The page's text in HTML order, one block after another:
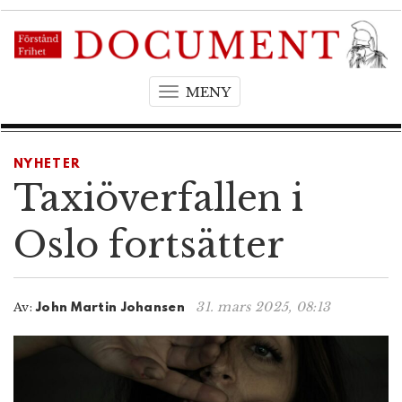
MENYT
g
l
a
g
i
NYHETER
Taxiöverfallen i
Oslo fortsätter
Av: John Martin Johansen 31. mars 2025, 08:13